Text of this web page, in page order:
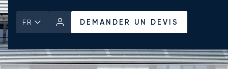
FR DEMANDER UN DEVIS